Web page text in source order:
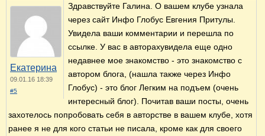
Екатерина
09.01.16 18:39
#5
Здравствуйте Галина. О вашем клубе узнала
через сайт Инфо Глобус Евгения Притулы.
Увидела ваши комментарии и перешла по
ссылке. У вас в авторахувидела еще одно
недавнее мое знакомство - это знакомство с
автором блога, (нашла также через Инфо
Глобус) - это блог Легким на подъем (очень
интересный блог). Почитав ваши посты, очень
захотелось попробовать себя в авторстве в вашем клубе, хотя
ранее я не для кого статьи не писала, кроме как для своего